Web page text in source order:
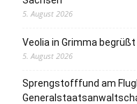
5. August 2026
Veolia in Grimma begrüßt
5. August 2026
Sprengstofffund am